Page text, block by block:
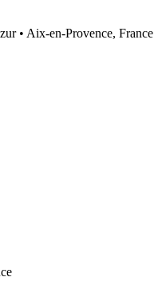
• Aix-en-Provence, France